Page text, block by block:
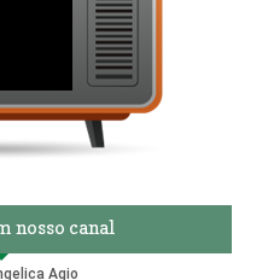
nosso canal